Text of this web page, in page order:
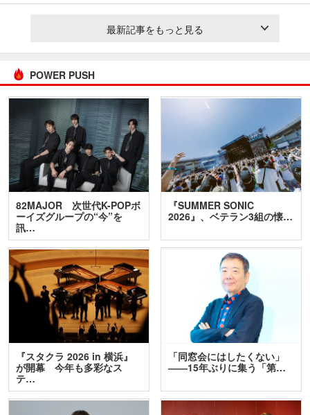
最新記事をもっと見る
POWER PUSH
82MAJOR 次世代K-POPボ
ーイズグループの“今”を
訊…
『SUMMER SONIC
2026』、ベテラン3組の懐…
『スタクラ 2026 in 横浜』
が開幕 今年も多彩なス
テ…
「同窓会にはしたくない」
――15年ぶりに集う「第…